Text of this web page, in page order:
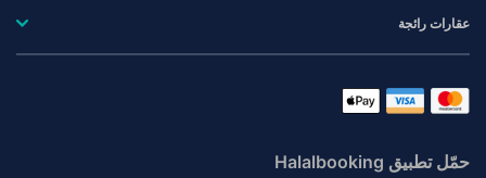
عقارات رائجة
حمّل تطبيق Halalbooking